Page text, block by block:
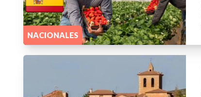
NACIONALES